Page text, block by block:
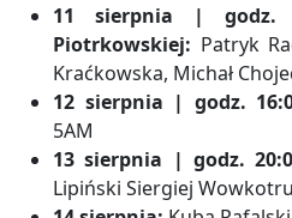
11 sierpnia |
Piotrkowskiej: Patryk
Kraćkowska, Michał
12 sierpnia | godz.
5AM
13 sierpnia | godz.
Lipiński Siergiej